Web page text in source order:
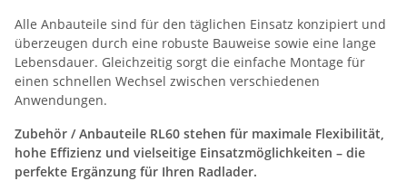
Alle Anbauteile sind für den täglichen Einsatz konzipiert und
überzeugen durch eine robuste Bauweise sowie eine lange
Lebensdauer. Gleichzeitig sorgt die einfache Montage für
einen schnellen Wechsel zwischen verschiedenen
Anwendungen.
Zubehör / Anbauteile RL60 stehen für maximale Flexibilität,
hohe Effizienz und vielseitige Einsatzmöglichkeiten – die
perfekte Ergänzung für Ihren Radlader.